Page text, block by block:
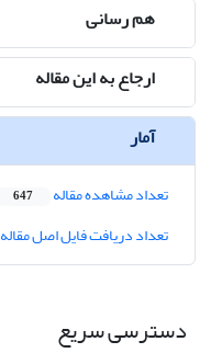
هم رسانی
ارجاع به این مقاله
آمار
تعداد مشاهده مقاله 647
تعداد دریافت فایل اصل مقاله
دسترسی سریع